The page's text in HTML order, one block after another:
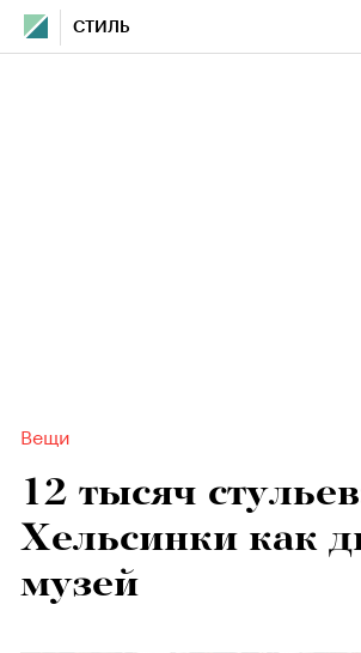
СТИЛЬ
Вещи
12 тысяч
Хельсинки как
музей